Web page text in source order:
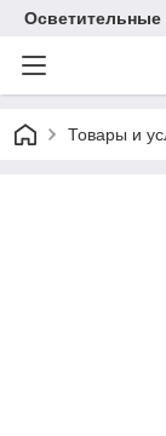
Осветительные
Товары и